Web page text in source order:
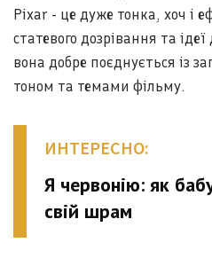
Pixar - це дуже тонка, хоч і
статевого дозрівання та
вона добре поєднується із
тоном та темами фільму.
ИНТЕРЕСНО:
Я червонію: як
свій шрам